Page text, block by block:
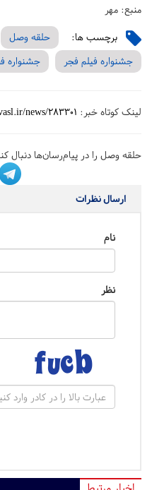
منبع: مهر
برچسب ها: حلقه وصل
جشنواره فیلم فجر
جشنواره
لینک کوتاه خبر: news/283301
حلقه وصل را در پیام‌رسان‌ها دنبال
ارسال نظرات
نام
نظر